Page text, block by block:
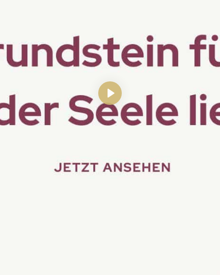
Abspielen